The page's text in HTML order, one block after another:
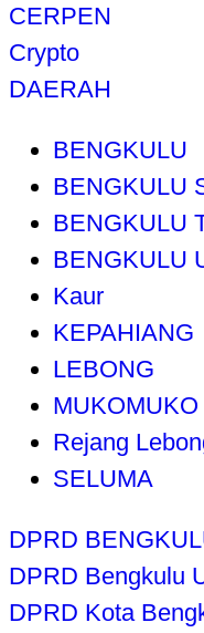
CERPEN
Crypto
DAERAH
BENGKULU
BENGKULU
BENGKULU
BENGKULU
Kaur
KEPAHIANG
LEBONG
MUKOMUKO
Rejang
SELUMA
DPRD
DPRD Bengkulu
DPRD Kota